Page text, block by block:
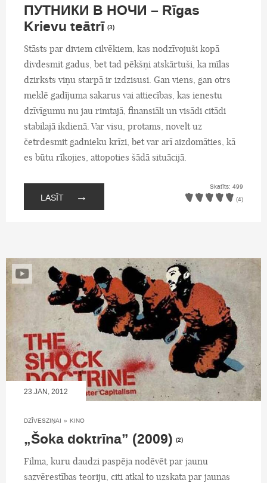
ПУТНИКИ В НОЧИ – Rīgas
Krievu teātrī (3)
Stāsts par diviem cilvēkiem, kas nodzīvojuši kopā
divdesmit gadus, bet tad pēkšņi atskārtuši, ka mīlas
dzirksts viņu starpā ir izdzisusi. Gan viens, gan otrs
meklē gadījuma sakarus vai attiecības, kas ienestu
dzīvīgumu nu jau rimtajā, finansiāli un visādi citādi
stabilajā ikdienā. Var visu, protams, novelt uz
četrdesmit gadnieku krīzi, bet var arī aizdomāties, kā
es būtu rīkojies, attopoties šādā situācijā.
LASĪT →
Skatīts: 499
(4)
23.JAN, 2012
DZĪVESZIŅAI » KINO
„Šoka doktrīna” (2009) (2)
Filma, kuru daudzi paspēja nodēvēt par jaunu
sazvērestības teoriju, citi atkal to uzskata par jaunas